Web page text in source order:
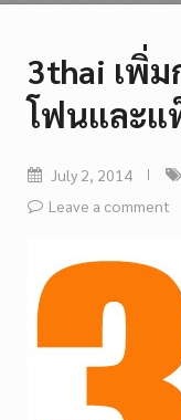
3thai เพิ่ม
โฟนและแ
July 2, 2014
Leave a comment